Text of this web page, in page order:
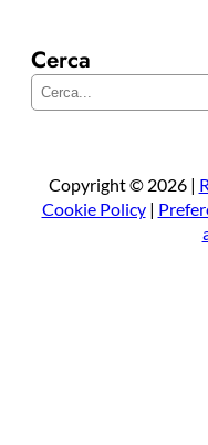
Cerca
Copyright © 2026 |
Cookie Policy|